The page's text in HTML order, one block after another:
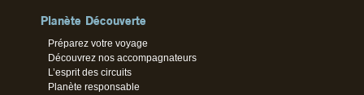
Planète Découverte
Préparez votre voyage
Découvrez nos accompagnateurs
L’esprit des circuits
Planète responsable